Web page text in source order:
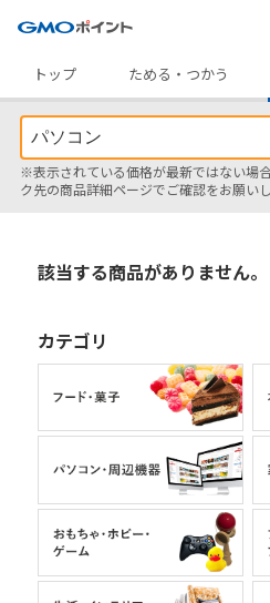
トップ
ためる・つかう
※表示されている価格が最新ではない場
ク先の商品詳細ページでご確認をお願いし
該当する商品がありません。
カテゴリ